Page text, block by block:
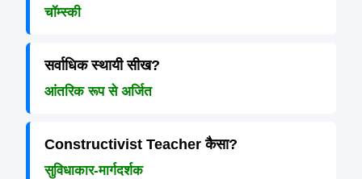
चॉम्स्की
सर्वाधिक स्थायी सीख?
आंतरिक रूप से अर्जित
Constructivist Teacher कैसा?
सुविधाकार-मार्गदर्शक